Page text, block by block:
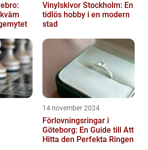
Vinylskivor Stockholm: En
tidlös hobby i en modern
stad
14 november 2024
Förlovningsringar i
Göteborg: En Guide till Att
Hitta den Perfekta Ringen